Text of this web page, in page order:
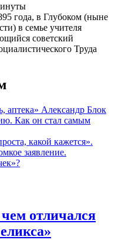
года, в Глубоком (ныне
в семье учителя
советский
Труда
аптека» Александр Блок
Как он стал самым
какой кажется».
заявление.
отличался